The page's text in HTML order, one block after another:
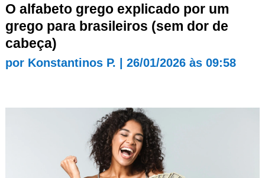
O alfabeto grego explicado por um
grego para brasileiros (sem dor de
cabeça)
por Konstantinos P. 26/01/2026 às 09:58